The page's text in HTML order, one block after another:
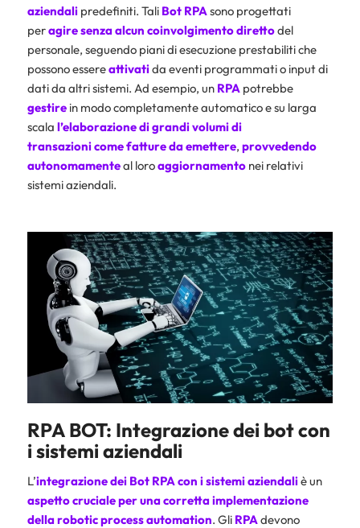
aziendalipredefiniti. Tali Bot RPAsono progettati
peragire senza alcun coinvolgimento direttodel
personale, seguendo piani di esecuzione prestabiliti che
possono essereattivatida eventi programmati o input di
dati da altri sistemi. Ad esempio, un RPApotrebbe
gestirein modo completamente automatico e su larga
scala l’elaborazionedi grandi volumi di
transazioni come fatture da emettere, provvedendo
autonomamenteal loroaggiornamentonei relativi
sistemi aziendali.
RPA BOT: Integrazione dei bot con
i sistemi aziendali
L’integrazione dei Bot RPA con i sistemi aziendaliè un
aspetto cruciale per una corretta implementazione
della robotic process automation. GliRPAdevono